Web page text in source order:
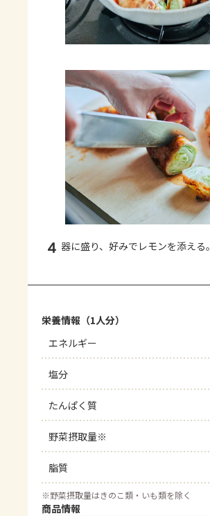
4 器に盛り、好みでレモンを添える。
栄養情報（1人分）
エネルギー
塩分
たんぱく質
野菜摂取量※
脂質
※野菜摂取量はきのこ類・いも類を除く
商品情報